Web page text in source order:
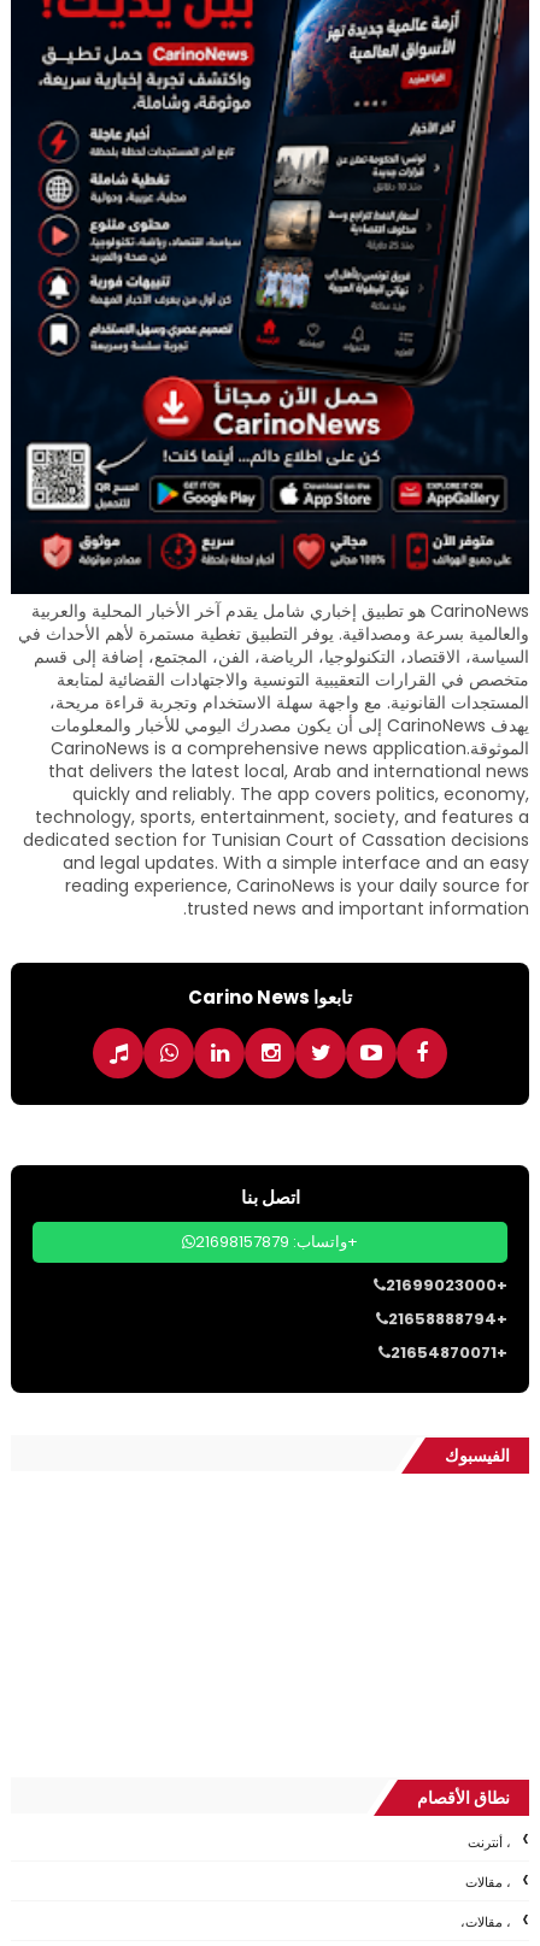
CarinoNews هو تطبيق إخباري شامل يقدم آخر الأخبار المحلية والعربية
والعالمية بسرعة ومصداقية. يوفر التطبيق تغطية مستمرة لأهم الأحداث في
السياسة، الاقتصاد، التكنولوجيا، الرياضة، الفن، المجتمع، إضافة إلى قسم
متخصص في القرارات التعقيبية التونسية والاجتهادات القضائية لمتابعة
المستجدات القانونية. مع واجهة سهلة الاستخدام وتجربة قراءة مريحة،
يهدف CarinoNews إلى أن يكون مصدرك اليومي للأخبار والمعلومات
الموثوقة.CarinoNews is a comprehensive news application
that delivers the latest local, Arab and international news
quickly and reliably. The app covers politics, economy,
technology, sports, entertainment, society, and features a
dedicated section for Tunisian Court of Cassation decisions
and legal updates. With a simple interface and an easy
reading experience, CarinoNews is your daily source for
trusted news and important information.
تابعوا Carino News
اتصل بنا
واتساب: 21698157879+
21699023000+
21658888794+
21654870071+
الفيسبوك
نطاق الأقصام
، أنترنت
، مقالات
، مقالات،